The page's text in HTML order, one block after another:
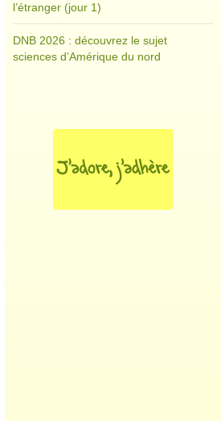
l’étranger (jour 1)
DNB 2026 : découvrez le sujet
sciences d’Amérique du nord